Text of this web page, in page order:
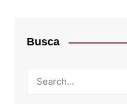
Busca